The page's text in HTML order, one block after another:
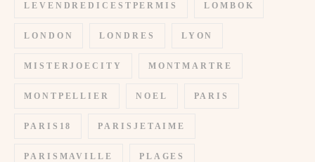
LEVENDREDICESTPERMIS LOMBOK
LONDON LONDRES LYON
MISTERJOECITY MONTMARTRE
MONTPELLIER NOEL PARIS
PARIS18 PARISJETAIME
PARISMAVILLE PLAGES